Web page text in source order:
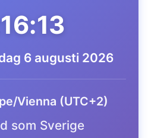
6 augusti 2026
Vienna (UTC+2)
som Sverige